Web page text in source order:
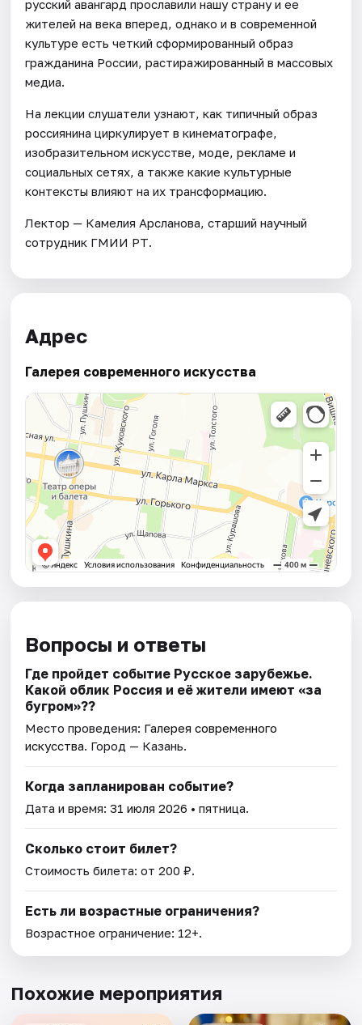
русский авангард прославили нашу страну и ее
жителей на века вперед, однако и в современной
культуре есть четкий сформированный образ
гражданина России, растиражированный в массовых
медиа.
На лекции слушатели узнают, как типичный образ
россиянина циркулирует в кинематографе,
изобразительном искусстве, моде, рекламе и
социальных сетях, а также какие культурные
контексты влияют на их трансформацию.
Лектор — Камелия Арсланова, старший научный
сотрудник ГМИИ РТ.
Адрес
Галерея современного искусства
Вопросы и ответы
Где пройдет событие Русское зарубежье.
Какой облик Россия и её жители имеют «за
бугром»??
Место проведения: Галерея современного
искусства. Город — Казань.
Когда запланирован событие?
Дата и время:31 июля 2026 • пятница.
Сколько стоит билет?
Стоимость билета: от 200 ₽.
Есть ли возрастные ограничения?
Возрастное ограничение: 12+.
Похожие мероприятия